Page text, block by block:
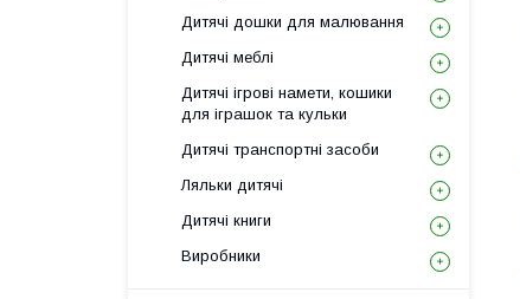
Дитячі дошки для малювання
Дитячі меблі
Дитячі ігрові намети, кошики
для іграшок та кульки
Дитячі транспортні засоби
Ляльки дитячі
Дитячі книги
Виробники